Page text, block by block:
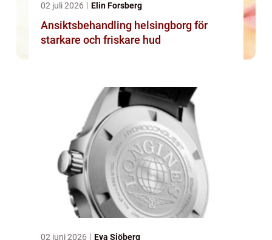
02 juli 2026 Elin Forsberg
Ansiktsbehandling helsingborg för
starkare och friskare hud
02 juni 2026 Eva Sjöberg